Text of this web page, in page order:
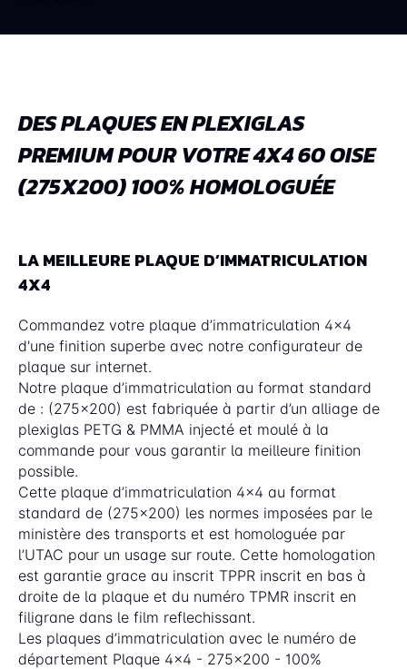
DES PLAQUES EN PLEXIGLAS
PREMIUM POUR VOTRE 4X4 60 OISE
(275X200) 100% HOMOLOGUÉE
LA MEILLEURE PLAQUE D’IMMATRICULATION
4X4
Commandez votre plaque d’immatriculation 4x4
d'une finition superbe avec notre configurateur de
plaque sur internet.
Notre plaque d’immatriculation au format standard
de : (275x200) est fabriquée à partir d’un alliage de
plexiglas PETG & PMMA injecté et moulé à la
commande pour vous garantir la meilleure finition
possible.
Cette plaque d’immatriculation 4x4 au format
standard de (275x200) les normes imposées par le
ministère des transports et est homologuée par
l’UTAC pour un usage sur route. Cette homologation
est garantie grace au inscrit TPPR inscrit en bas à
droite de la plaque et du numéro TPMR inscrit en
filigrane dans le film reflechissant.
Les plaques d’immatriculation avec le numéro de
département Plaque 4x4 - 275x200 - 100%